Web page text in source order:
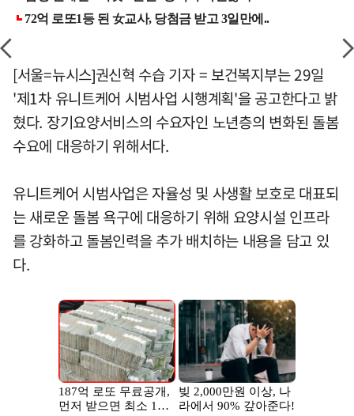
[서울=뉴시스]권신혁 수습 기자 = 보건복지부는 29일
'제1차 유니트케어 시범사업 시행계획'을 공고한다고 밝
혔다. 장기요양서비스의 수요자인 노년층의 변화된 돌봄
수요에 대응하기 위해서다.
유니트케어 시범사업은 자율성 및 사생활 보호로 대표되
는 새로운 돌봄 욕구에 대응하기 위해 요양시설 인프라
를 강화하고 돌봄인력을 추가 배치하는 내용을 담고 있
다.